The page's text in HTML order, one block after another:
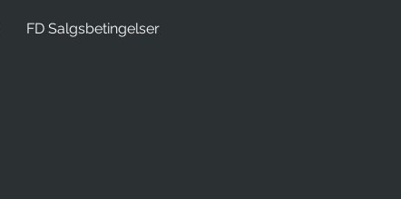
FD Salgsbetingelser